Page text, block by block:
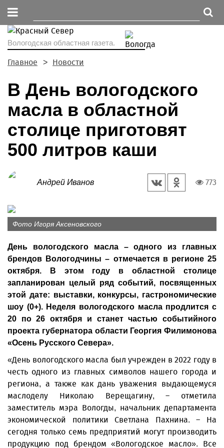
Вологодская областная газета.
Главное Новости
В День вологодского
масла в областной
столице приготовят
500 литров каши
Андрей Иванов 773
Фото Игоря Аксеновского
День вологодского масла – одного из главных
брендов Вологодчины – отмечается в регионе 25
октября. В этом году в областной столице
запланирован целый ряд событий, посвященных
этой дате: выставки, конкурсы, гастрономические
шоу (0+). Неделя вологодского масла продлится с
20 по 26 октября и станет частью событийного
проекта губернатора области Георгия Филимонова
«Осень Русского Севера».
«День вологодского масла был учрежден в 2022 году в
честь одного из главных символов нашего города и
региона, а также как дань уважения выдающемуся
маслоделу Николаю Верещагину, – отметила
заместитель мэра Вологды, начальник департамента
экономической политики Светлана Пахнина. – На
сегодня только семь предприятий могут производить
продукцию под брендом «Вологодское масло». Все